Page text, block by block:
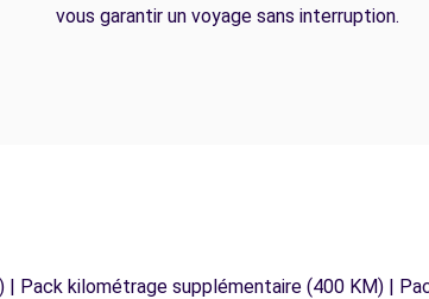
vous garantir un voyage sans interruption.
Pack kilométrage supplémentaire (400 KM) |